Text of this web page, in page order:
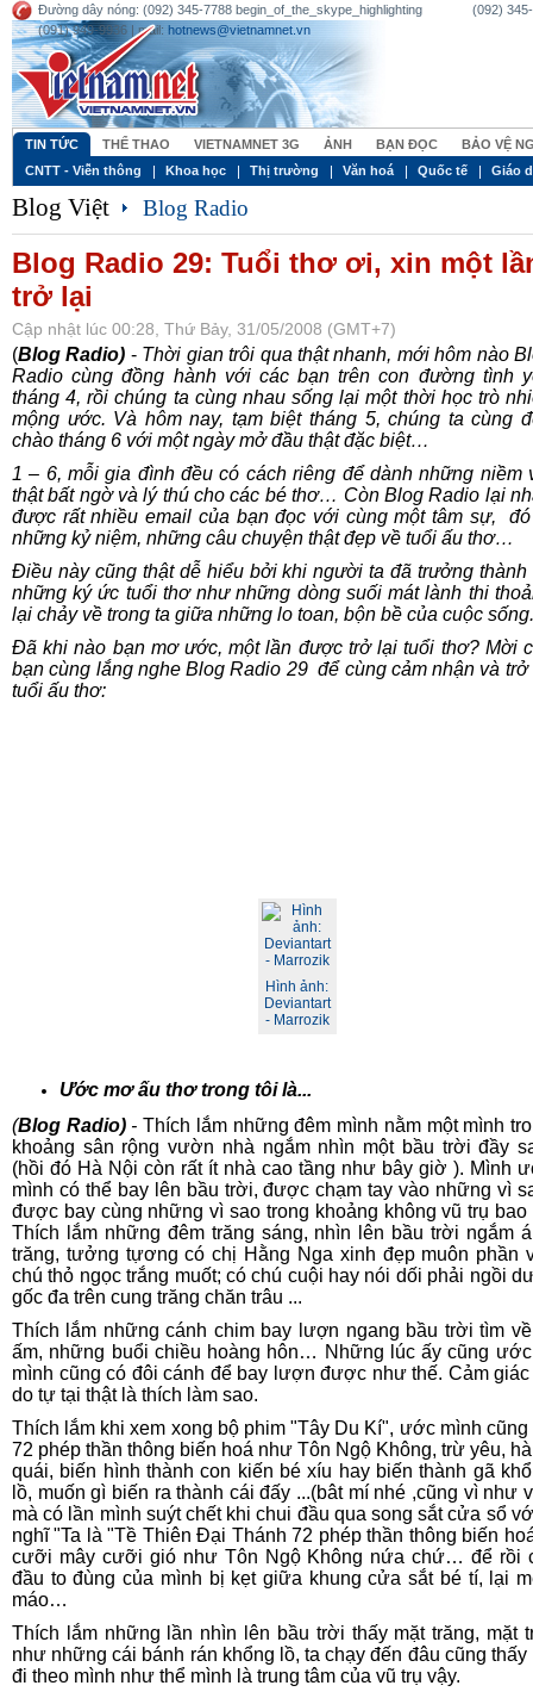
Đường dây nóng: (092) 345-7788 begin_of_the_skype_highlighting (092) 345-
(091) 949-9936 | mail: hotnews@vietnamnet.vn
TIN TỨC THỂ THAO VIETNAMNET 3G ẢNH BẠN ĐỌC
BẢO VỆ
CNTT - Viễn thông
Khoa học Thị trường Văn hoá Quốc tế Giáo
Blog Việt Blog Radio
Blog Radio 29: Tuổi thơ ơi, xin một
trở lại
Cập nhật lúc 00:28, Thứ Bảy, 31/05/2008 (GMT+7)
(Blog Radio) - Thời gian trôi qua thật nhanh, mới hôm nào
Radio cùng đồng hành với các bạn trên con đường tình
tháng 4, rồi chúng ta cùng nhau sống lại một thời học trò
mộng ước. Và hôm nay, tạm biệt tháng 5, chúng ta cùng
chào tháng 6 với một ngày mở đầu thật đặc biệt…
1 – 6, mỗi gia đình đều có cách riêng để dành những niềm
thật bất ngờ và lý thú cho các bé thơ… Còn Blog Radio lại
được rất nhiều email của bạn đọc với cùng một tâm sự,
những kỷ niệm, những câu chuyện thật đẹp về tuổi ấu thơ…
Điều này cũng thật dễ hiểu bởi khi người ta đã trưởng thành
những ký ức tuổi thơ như những dòng suối mát lành thi
lại chảy về trong ta giữa những lo toan, bộn bề của cuộc sống.
Đã khi nào bạn mơ ước, một lần được trở lại tuổi thơ? Mời
bạn cùng lắng ngheBlog Radio 29 để cùngcảm nhận và trở
tuổi ấu thơ:
Hình ảnh:
Deviantart
- Marrozik
Ước mơ ấu thơ trong tôi là...
(Blog Radio)-Thích lắm những đêm mình nằm một mình
khoảng sân rộng vườn nhà ngắm nhìn một bầu trời đầy
(hồi đó Hà Nội còn rất ít nhà cao tầng như bây giờ ). Mình
mình có thể bay lên bầu trời, được chạm tay vào những vì
được bay cùng những vì sao trong khoảng không vũ trụ bao
Thích lắm những đêm trăng sáng, nhìn lên bầu trời ngắm
trăng, tưởng tựơng có chị Hằng Nga xinh đẹp muôn phần
chú thỏ ngọc trắng muốt; có chú cuội hay nói dối phải ngồi
gốc đa trên cung trăng chăn trâu ...
Thích lắm những cánh chim bay lượn ngang bầu trời tìm
ấm, những buổi chiều hoàng hôn… Những lúc ấy cũng
mình cũng có đôi cánh để bay lượn được như thế. Cảm
do tự tại thật là thích làm sao.
Thích lắm khi xem xong bộ phim "Tây Du Kí", ước mình cũng
72 phép thần thông biến hoá như Tôn Ngộ Không, trừ yêu,
quái, biến hình thành con kiến bé xíu hay biến thành gã
lồ, muốn gì biến ra thành cái đấy ...(bât mí nhé ,cũng vì như
mà có lần mình suýt chết khi chui đầu qua song sắt cửa sổ
nghĩ "Ta là "Tề Thiên Đại Thánh 72 phép thần thông biến
cưỡi mây cưỡi gió như Tôn Ngộ Không nứa chứ… để rồi
đầu to đùng của mình bị kẹt giữa khung cửa sắt bé tí, lại
máo…
Thích lắm những lần nhìn lên bầu trời thấy mặt trăng, mặt
như những cái bánh rán khổng lồ, ta chạy đến đâu cũng thấy
đi theo mình như thể mình là trung tâm của vũ trụ vậy.